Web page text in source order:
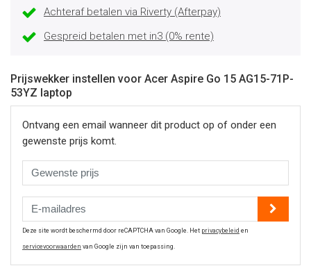
Achteraf betalen via Riverty (Afterpay)
Gespreid betalen met in3 (0% rente)
Prijswekker instellen voor Acer Aspire Go 15 AG15-71P-
53YZ laptop
Ontvang een email wanneer dit product op of onder een
gewenste prijs komt.
Deze site wordt beschermd door reCAPTCHA van Google. Het privacybeleid en
servicevoorwaarden van Google zijn van toepassing.